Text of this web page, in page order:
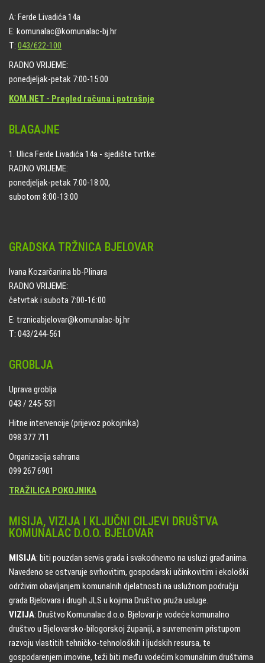
A: Ferde Livadića 14a
E: komunalac@komunalac-bj.hr
T: 043/622-100
RADNO VRIJEME:
ponedjeljak-petak 7:00-15:00
KOM.NET - Pregled računa i potrošnje
BLAGAJNE
1. Ulica Ferde Livadića 14a - sjedište tvrtke:
RADNO VRIJEME:
ponedjeljak-petak 7:00-18:00,
subotom 8:00-13:00
GRADSKA TRŽNICA BJELOVAR
Ivana Kozarčanina bb-Plinara
RADNO VRIJEME:
četvrtak i subota 7:00-16:00
E: trznicabjelovar@komunalac-bj.hr
T: 043/244-561
GROBLJA
Uprava groblja
043 / 245-531
Hitne intervencije (prijevoz pokojnika)
098 377 711
Organizacija sahrana
099 267 6901
TRAŽILICA POKOJNIKA
MISIJA, VIZIJA I KLJUČNI CILJEVI DRUŠTVA
KOMUNALAC D.O.O. BJELOVAR
MISIJA: biti pouzdan servis grada i svakodnevno na usluzi građanima.
Navedeno se ostvaruje svrhovitim, gospodarski učinkovitim i ekološki
održivim obavljanjem komunalnih djelatnosti na uslužnom području
grada Bjelovara i drugih JLS u kojima Društvo pruža usluge.
VIZIJA: Društvo Komunalac d.o.o. Bjelovar je vodeće komunalno
društvo u Bjelovarsko-bilogorskoj županiji, a suvremenim pristupom
razvoju vlastitih tehničko-tehnoloških i ljudskih resursa, te
gospodarenjem imovine, teži biti među vodećim komunalnim društvima